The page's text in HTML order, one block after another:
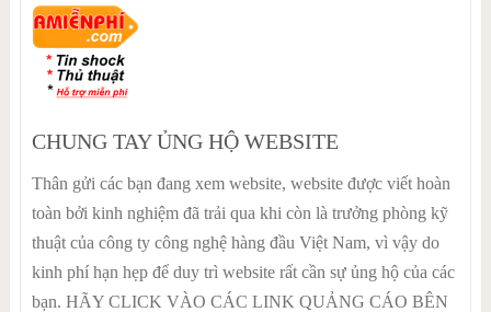
CHUNG TAY ỦNG HỘ WEBSITE
Thân gửi các bạn đang xem website, website được viết hoàn
toàn bởi kinh nghiệm đã trải qua khi còn là trưởng phòng kỹ
thuật của công ty công nghệ hàng đầu Việt Nam, vì vậy do
kinh phí hạn hẹp để duy trì website rất cần sự ủng hộ của các
bạn. HÃY CLICK VÀO CÁC LINK QUẢNG CÁO BÊN